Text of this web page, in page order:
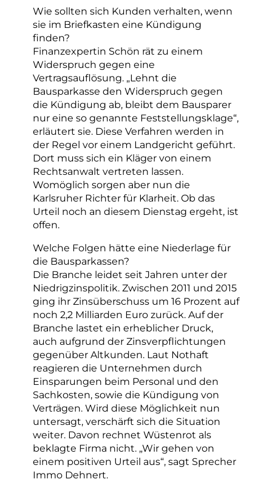
Wie sollten sich Kunden verhalten, wenn
sie im Briefkasten eine Kündigung
finden?
Finanzexpertin Schön rät zu einem
Widerspruch gegen eine
Vertragsauflösung. „Lehnt die
Bausparkasse den Widerspruch gegen
die Kündigung ab, bleibt dem Bausparer
nur eine so genannte Feststellungsklage“,
erläutert sie. Diese Verfahren werden in
der Regel vor einem Landgericht geführt.
Dort muss sich ein Kläger von einem
Rechtsanwalt vertreten lassen.
Womöglich sorgen aber nun die
Karlsruher Richter für Klarheit. Ob das
Urteil noch an diesem Dienstag ergeht, ist
offen.
Welche Folgen hätte eine Niederlage für
die Bausparkassen?
Die Branche leidet seit Jahren unter der
Niedrigzinspolitik. Zwischen 2011 und 2015
ging ihr Zinsüberschuss um 16 Prozent auf
noch 2,2 Milliarden Euro zurück. Auf der
Branche lastet ein erheblicher Druck,
auch aufgrund der Zinsverpflichtungen
gegenüber Altkunden. Laut Nothaft
reagieren die Unternehmen durch
Einsparungen beim Personal und den
Sachkosten, sowie die Kündigung von
Verträgen. Wird diese Möglichkeit nun
untersagt, verschärft sich die Situation
weiter. Davon rechnet Wüstenrot als
beklagte Firma nicht. „Wir gehen von
einem positiven Urteil aus“, sagt Sprecher
Immo Dehnert.